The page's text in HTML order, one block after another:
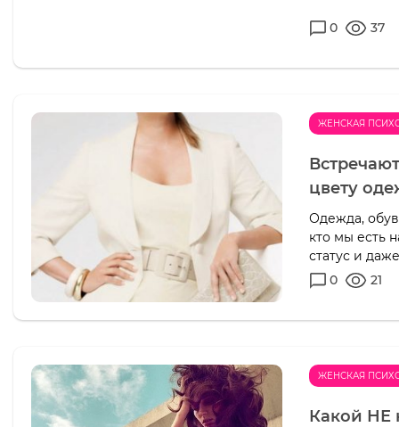
0 37
ЖЕНСКАЯ
цвету
Одежда,
кто мы есть
статус и
0
21
ЖЕНСКАЯ
Какой НЕ